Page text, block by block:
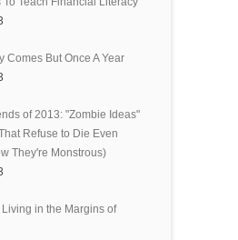
Comes But Once A Year
of 2013: "Zombie Ideas"
Refuse to Die Even
They're Monstrous)
in the Margins of